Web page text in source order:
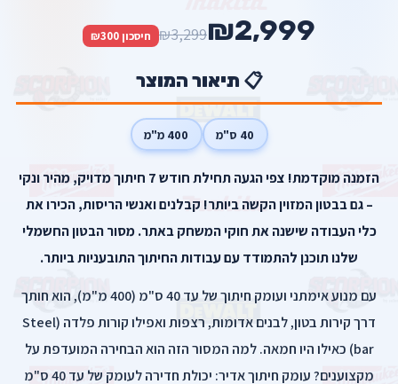
₪2,999
₪3,299 חיסכון ₪300
📋 תיאור המוצר
40 ס"מ 400 מ"מ
הזמנה מוקדמת! צפי הגעה תחילת חודש 7 חיתוך מדויק, מהיר ונקי
– גם בבטון המזוין הקשה ביותר! קבלנים ואנשי הריסות, הכירו את
כלי העבודה שישנה את חוקי המשחק באתר. מסור הבטון החשמלי
שלנו תוכנן להתמודד עם עבודות החיתוך התובעניות ביותר.
עם מנוע אימתני ועומק חיתוך של עד 40 ס"מ (400 מ"מ), הוא חותך
דרך קירות בטון, לבנים אדומות, רצפות ואפילו קורות פלדה (Steel
bar) כאילו היו חמאה. למה המסור הזה הוא הבחירה המועדפת על
מקצוענים? עומק חיתוך אדיר: יכולת חדירה לעומק של עד 40 ס"מ